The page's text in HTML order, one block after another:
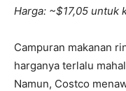
Harga: ~$17,05 untuk
Campuran makanan
harganya terlalu
Namun, Costco